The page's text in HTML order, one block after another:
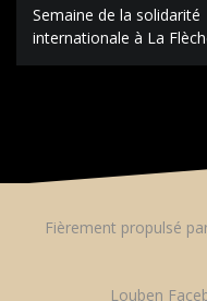
de
l’article
Semaine de la solidarité
internationale à La
Fièrement propulsé
Louben